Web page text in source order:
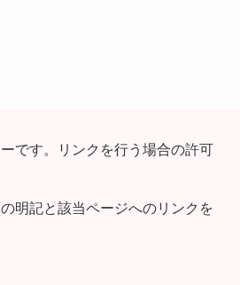
です。リンクを行う場合の許可
明記と該当ページへのリンクを